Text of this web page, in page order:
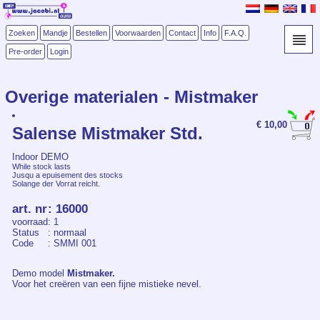
Zoeken Mandje Bestellen Voorwaarden Contact Info F.A.Q.
Pre-order Login
Overige materialen - Mistmaker
€ 10,00
Salense Mistmaker Std.
Indoor DEMO
While stock lasts
Jusqu a epuisement des stocks
Solange der Vorrat reicht.
art. nr: 16000
voorraad: 1
Status
: normaal
Code
: SMMI 001
Demo model Mistmaker.
Voor het creëren van een fijne mistieke nevel.